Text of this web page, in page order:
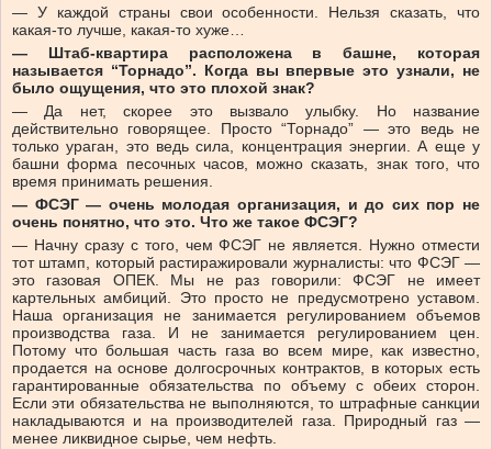
— У каждой страны свои особенности. Нельзя сказать, что
какая-то лучше, какая-то хуже…
— Штаб-квартира расположена в башне, которая
называется “Торнадо”. Когда вы впервые это узнали, не
было ощущения, что это плохой знак?
— Да нет, скорее это вызвало улыбку. Но название
действительно говорящее. Просто “Торнадо” — это ведь не
только ураган, это ведь сила, концентрация энергии. А еще у
башни форма песочных часов, можно сказать, знак того, что
время принимать решения.
— ФСЭГ — очень молодая организация, и до сих пор не
очень понятно, что это. Что же такое ФСЭГ?
— Начну сразу с того, чем ФСЭГ не является. Нужно отмести
тот штамп, который растиражировали журналисты: что ФСЭГ —
это газовая ОПЕК. Мы не раз говорили: ФСЭГ не имеет
картельных амбиций. Это просто не предусмотрено уставом.
Наша организация не занимается регулированием объемов
производства газа. И не занимается регулированием цен.
Потому что большая часть газа во всем мире, как известно,
продается на основе долгосрочных контрактов, в которых есть
гарантированные обязательства по объему с обеих сторон.
Если эти обязательства не выполняются, то штрафные санкции
накладываются и на производителей газа. Природный газ —
менее ликвидное сырье, чем нефть.